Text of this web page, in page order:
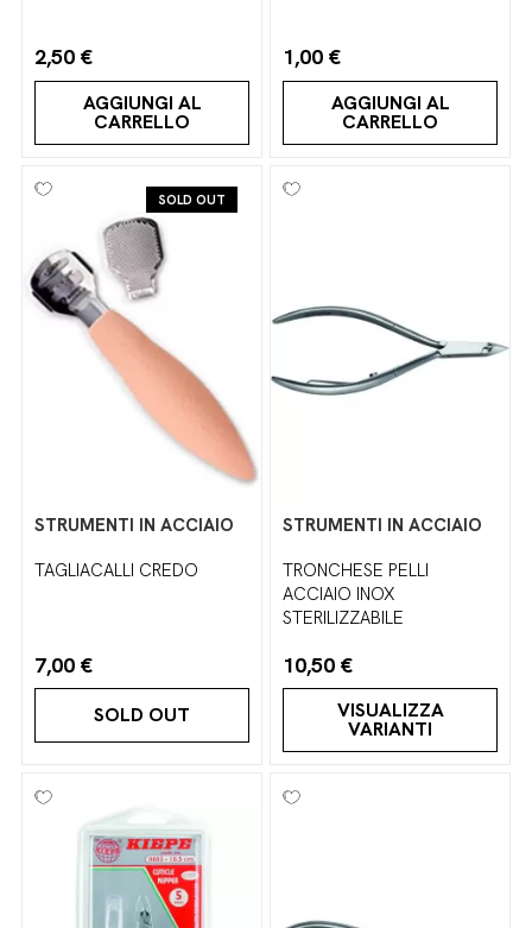
2,50 €
AGGIUNGI AL
CARRELLO
1,00 €
AGGIUNGI AL
CARRELLO
SOLD OUT
STRUMENTI IN ACCIAIO
TAGLIACALLI CREDO
7,00 €
SOLD OUT
STRUMENTI IN ACCIAIO
TRONCHESE PELLI
ACCIAIO INOX
STERILIZZABILE
10,50 €
VISUALIZZA
VARIANTI